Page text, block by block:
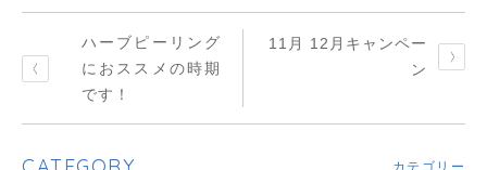
ハーブピーリング
におススメの時期
です！
11月 12月キャンペー
ン
カテゴリー